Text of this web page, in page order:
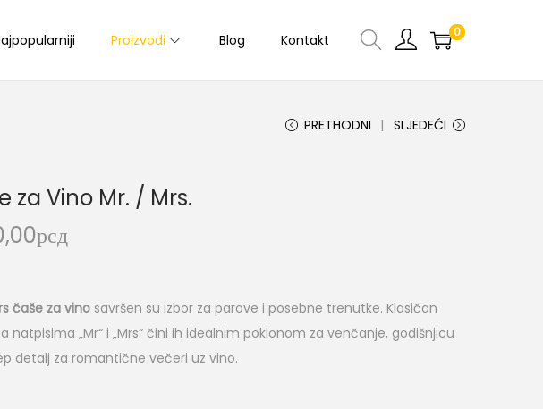
Proizvodi Blog Kontakt 0
PRETHODNI SLJEDEĆI
za Vino Mr. / Mrs.
рсд
čaše za vino savršen su izbor za parove i posebne trenutke. Klasičan
natpisima „Mr“ i „Mrs“ čini ih idealnim poklonom za venčanje, godišnjicu
detalj za romantične večeri uz vino.